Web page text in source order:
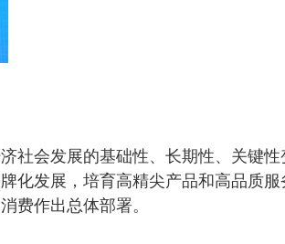
社会发展的基础性、长期性、关键
化发展，培育高精尖产品和高品质
费作出总体部署。